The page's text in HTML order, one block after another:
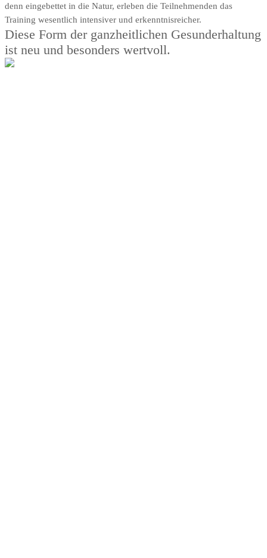
denn eingebettet in die Natur, erleben die Teilnehmenden das
Training wesentlich intensiver und erkenntnisreicher.
Diese Form der ganzheitlichen Gesunderhaltung
ist neu und besonders wertvoll.